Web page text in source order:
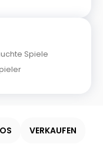
Spiele
VERKAUFEN